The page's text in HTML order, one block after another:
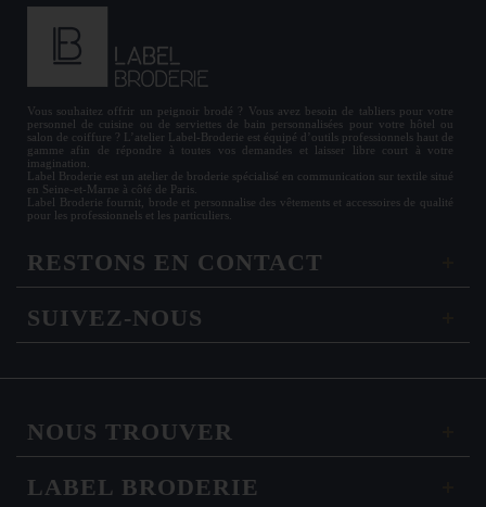
Vous souhaitez offrir un peignoir brodé ? Vous avez besoin de tabliers pour votre
personnel de cuisine ou de serviettes de bain personnalisées pour votre hôtel ou
salon de coiffure ? L’atelier Label-Broderie est équipé d’outils professionnels haut de
gamme afin de répondre à toutes vos demandes et laisser libre court à votre
imagination.
Label Broderie est un atelier de broderie spécialisé en communication sur textile situé
en Seine-et-Marne à côté de Paris.
Label Broderie fournit, brode et personnalise des vêtements et accessoires de qualité
pour les professionnels et les particuliers.
RESTONS EN CONTACT
SUIVEZ-NOUS
NOUS TROUVER
LABEL BRODERIE